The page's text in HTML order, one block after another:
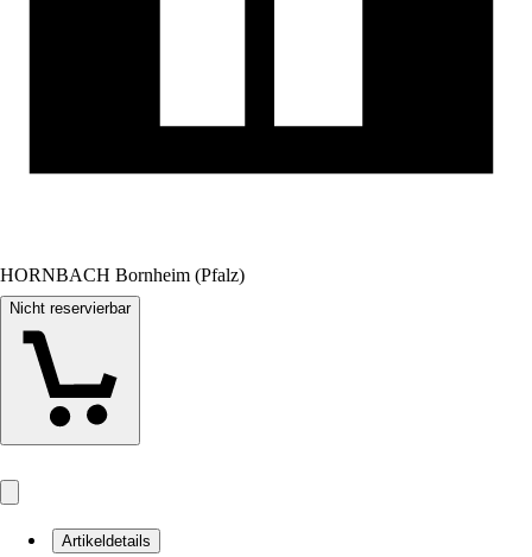
HORNBACH Bornheim (Pfalz)
Nicht reservierbar
Artikeldetails